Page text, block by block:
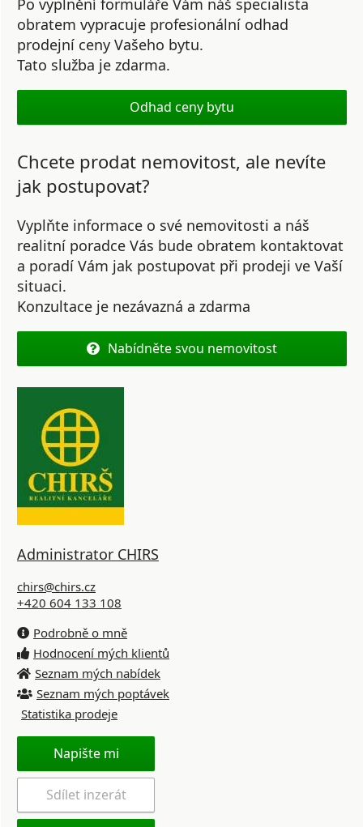
Po vyplnění formuláře Vám náš specialista
obratem vypracuje profesionální odhad
prodejní ceny Vašeho bytu.
Tato služba je zdarma.
Odhad ceny bytu
Chcete prodat nemovitost, ale nevíte
jak postupovat?
Vyplňte informace o své nemovitosti a náš
realitní poradce Vás bude obratem kontaktovat
a poradí Vám jak postupovat při prodeji ve Vaší
situaci.
Konzultace je nezávazná a zdarma
Nabídněte svou nemovitost
Administrator CHIRS
chirs@chirs.cz
+420 604 133 108
Podrobně o mně
Hodnocení mých klientů
Seznam mých nabídek
Seznam mých poptávek
Statistika prodeje
Napište mi
Sdílet inzerát